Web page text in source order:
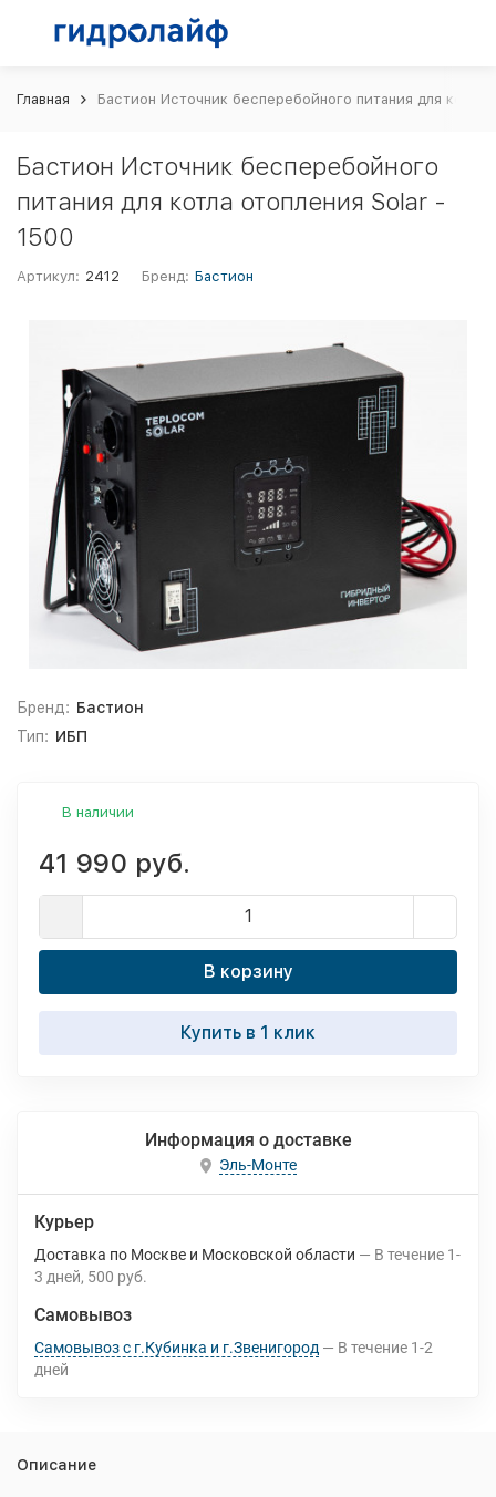
Главная Бастион Источник бесперебойного питания для котла
Бастион Источник бесперебойного
питания для котла отопления Solar -
1500
Артикул: 2412 Бренд: Бастион
Бренд: Бастион
Тип: ИБП
В наличии
41 990 руб.
В корзину
Купить в 1 клик
Информация о доставке
Эль-Монте
Курьер
Доставка по Москве и Московской области В течение 1-
3 дней 500 руб.
Самовывоз
Самовывоз с г.Кубинка и г.Звенигород В течение 1-2
дней
Описание